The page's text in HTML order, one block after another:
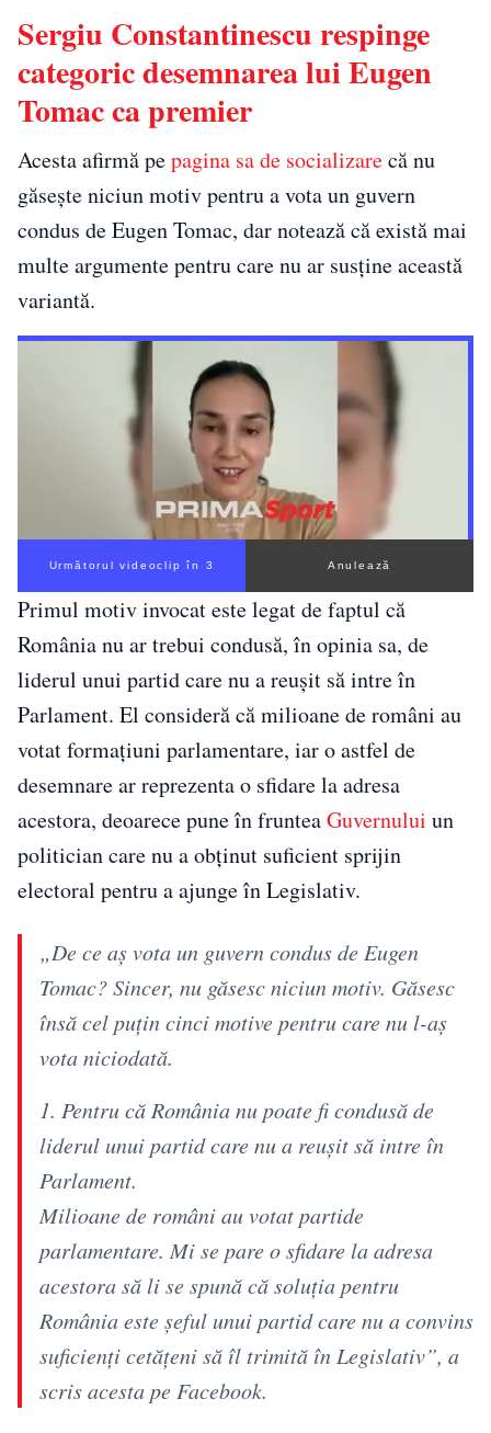
Sergiu Constantinescu respinge
categoric desemnarea lui Eugen
Tomac ca premier
Acesta afirmă pepagina sa de socializarecă nu
găsește niciun motiv pentru a vota un guvern
condus de Eugen Tomac, dar notează că există mai
multe argumente pentru care nu ar susține această
variantă.
Următorul videoclip în 2 Anulează
Primul motiv invocat este legat de faptul că
România nu ar trebui condusă, în opinia sa, de
liderul unui partid care nu a reușit să intre în
Parlament. El consideră că milioane de români au
votat formațiuni parlamentare, iar o astfel de
desemnare ar reprezenta o sfidare la adresa
acestora, deoarece pune în frunteaGuvernului un
politician care nu a obținut suficient sprijin
electoral pentru a ajunge în Legislativ.
„De ce aș vota un guvern condus de Eugen
Tomac? Sincer, nu găsesc niciun motiv. Găsesc
însă cel puțin cinci motive pentru care nu l-aș
vota niciodată.
1. Pentru că România nu poate fi condusă de
liderul unui partid care nu a reușit să intre în
Parlament.
Milioane de români au votat partide
parlamentare. Mi se pare o sfidare la adresa
acestora să li se spună că soluția pentru
România este șeful unui partid care nu a convins
suficienți cetățeni să îl trimită în Legislativ”, a
scris acesta pe Facebook.